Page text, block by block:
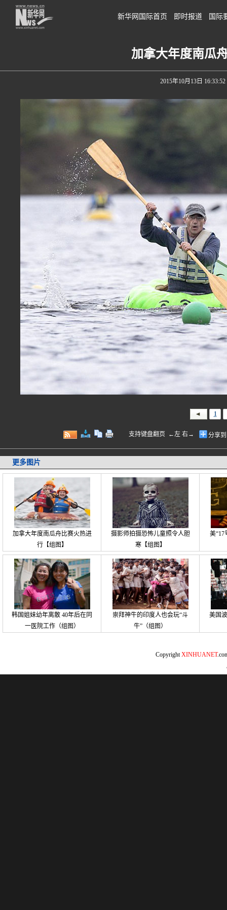
新华网国际首页 即时报道 国际
加拿大年度南瓜
2015年10月13日 16:33:52
1
支持键盘翻页 ←左 右→ 分享
更多图片
加拿大年度南瓜舟比赛火热进
行【组图】
摄影师拍摄恐怖儿童照令人胆
寒【组图】
美“17
韩国姐妹幼年离散 40年后在同
一医院工作（组图）
崇拜神牛的印度人也会玩“斗
牛”（组图）
美国
CopyrightXINHUANET